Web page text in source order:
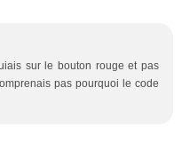
sur le bouton rouge et pas
pas pourquoi le code